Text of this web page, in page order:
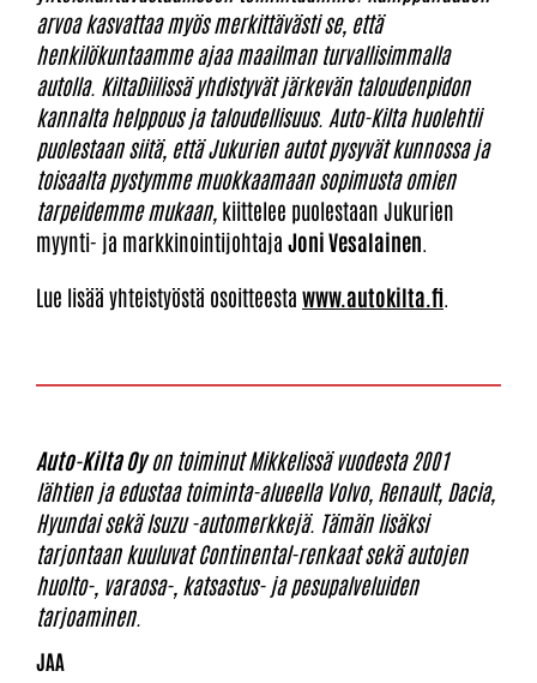
arvoa kasvattaa myös merkittävästi se, että
henkilökuntaamme ajaa maailman turvallisimmalla
autolla. KiltaDiilissä yhdistyvät järkevän taloudenpidon
kannalta helppous ja taloudellisuus. Auto-Kilta huolehtii
puolestaan siitä, että Jukurien autot pysyvät kunnossa ja
toisaalta pystymme muokkaamaan sopimusta omien
tarpeidemme mukaan, kiittelee puolestaan Jukurien
myynti- ja markkinointijohtaja Joni Vesalainen
Lue lisää yhteistyöstä osoitteesta www.autokilta.fi
Auto-Kilta Oyon toiminut Mikkelissä vuodesta 2001
lähtien ja edustaa toiminta-alueella Volvo, Renault, Dacia,
Hyundai sekä Isuzu -automerkkejä. Tämän lisäksi
tarjontaan kuuluvat Continental-renkaat sekä autojen
huolto-, varaosa-, katsastus- ja pesupalveluiden
tarjoaminen.